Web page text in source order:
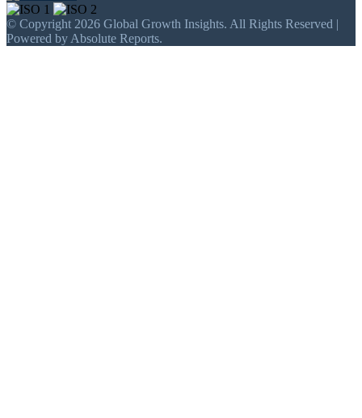
© Copyright 2026 Global Growth Insights. All Rights Reserved |
Powered by Absolute Reports.